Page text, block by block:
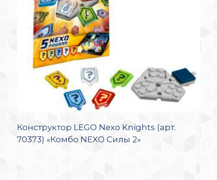
Конструктор LEGO Nexo Knights (арт.
70373) «Комбо NEXO Силы 2»